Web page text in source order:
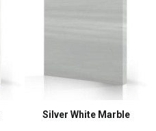
Silver White Marble